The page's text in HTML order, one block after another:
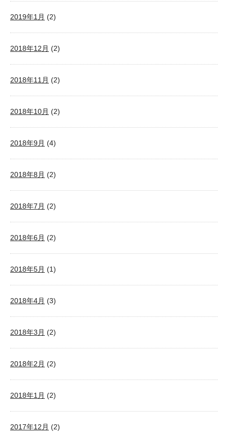
2019年1月 (2)
2018年12月 (2)
2018年11月 (2)
2018年10月 (2)
2018年9月 (4)
2018年8月 (2)
2018年7月 (2)
2018年6月 (2)
2018年5月 (1)
2018年4月 (3)
2018年3月 (2)
2018年2月 (2)
2018年1月 (2)
2017年12月 (2)